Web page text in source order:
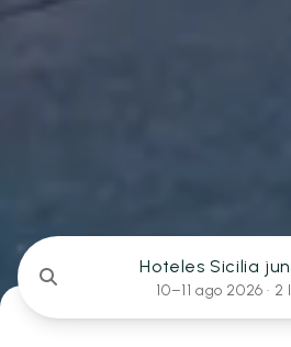
Hoteles Sicilia
10–11 ago 2026 · 2